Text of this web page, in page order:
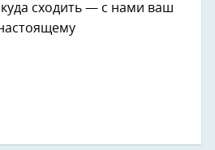
сходить — с нами ваш